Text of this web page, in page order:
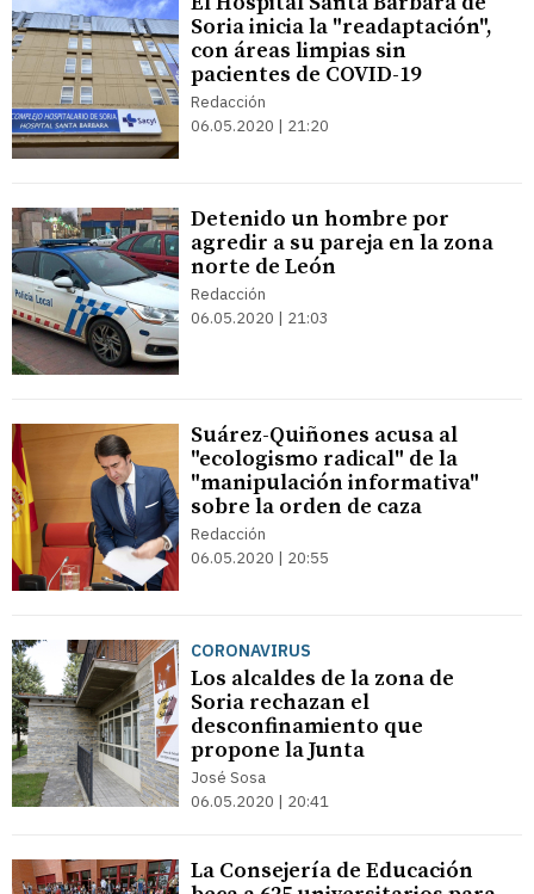
Soria inicia la "readaptación",
con áreas limpias sin
pacientes de COVID-19
Redacción
06.05.2020 | 21:20
Detenido un hombre por
agredir a su pareja en la zona
norte de León
Redacción
06.05.2020 | 21:03
Suárez-Quiñones acusa al
"ecologismo radical" de la
"manipulación informativa"
sobre la orden de caza
Redacción
06.05.2020 | 20:55
CORONAVIRUS
Los alcaldes de la zona de
Soria rechazan el
desconfinamiento que
propone la Junta
José Sosa
06.05.2020 | 20:41
La Consejería de Educación